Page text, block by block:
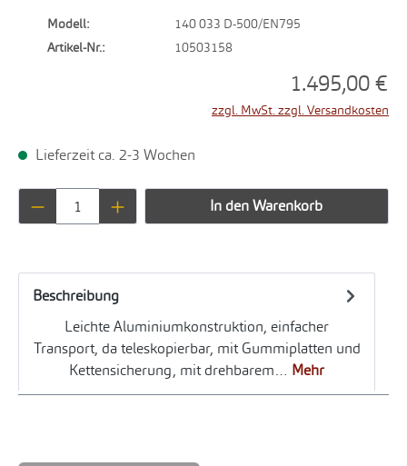
Modell:
140 033 D-500/EN795
Artikel-Nr.:
10503158
1.495,00 €
zzgl. MwSt. zzgl. Versandkosten
Lieferzeit ca. 2-3 Wochen
Produkt Anzahl: Gib den gewünschten
In den Warenkorb
Beschreibung
Leichte Aluminiumkonstruktion, einfacher
Transport, da teleskopierbar, mit Gummiplatten und
Kettensicherung, mit drehbarem… Mehr